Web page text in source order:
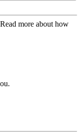
more about how